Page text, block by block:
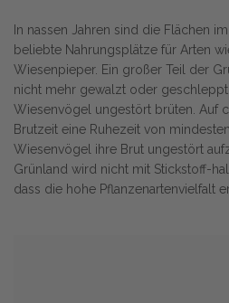
In nassen Jahren sind die Flächen
beliebte Nahrungsplätze für Arten
Wiesenpieper. Ein großer Teil der
nicht mehr gewalzt oder
Wiesenvögel ungestört brüten. Auf
Brutzeit eine Ruhezeit von
Wiesenvögel ihre Brut ungestört
Grünland wird nicht mit Stickstoff-
dass die hohe Pflanzenartenvielfalt